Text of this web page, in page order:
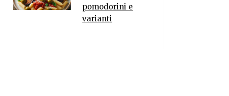
pomodorini e
varianti